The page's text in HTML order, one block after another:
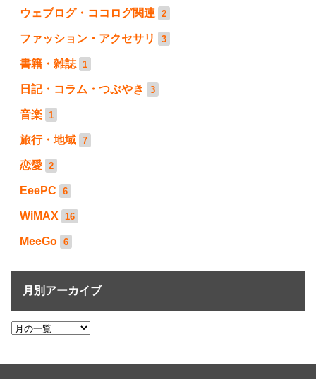
ウェブログ・ココログ関連 2
ファッション・アクセサリ 3
書籍・雑誌 1
日記・コラム・つぶやき 3
音楽 1
旅行・地域 7
恋愛 2
EeePC 6
WiMAX 16
MeeGo 6
月別アーカイブ